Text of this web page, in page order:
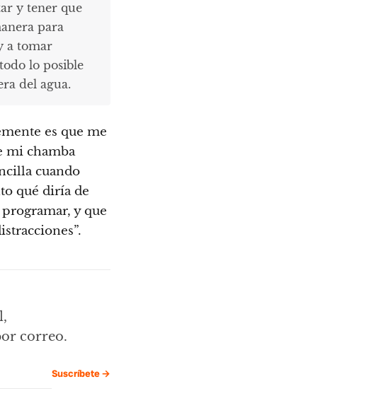
y tener que
para
a tomar
lo posible
del agua.
es que me
mi chamba
cuando
qué diría de
y que
correo.
Suscríbete →